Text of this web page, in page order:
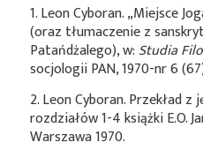
1. Leon Cyboran. „Miejsce
(oraz tłumaczenie z
Patańdżalego), w: Studia
socjologii PAN, 1970-nr 6
2. Leon Cyboran. Przekład z
rozdziałów 1-4 książki E.O.
Warszawa 1970.